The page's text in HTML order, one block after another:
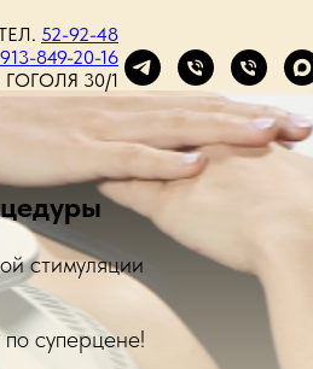
52-92-48
849-20-16
30/1
классику!
выбирайте сами